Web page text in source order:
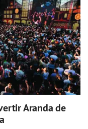
Aranda de